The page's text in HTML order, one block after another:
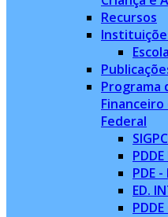
Recursos
Programa
Federal
SIGPC
PDE -
ED.